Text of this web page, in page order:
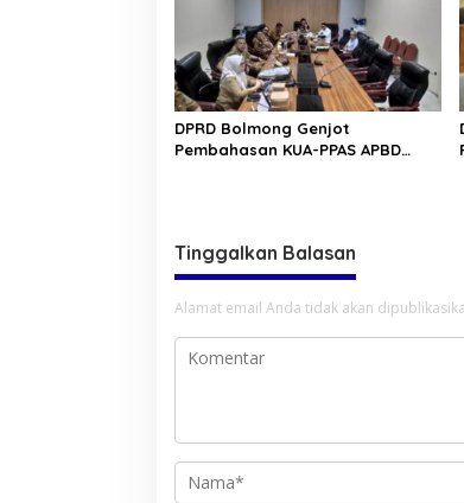
DPRD Bolmong Genjot
Pembahasan KUA-PPAS APBD
Tinggalkan Balasan
Alamat email Anda tidak akan